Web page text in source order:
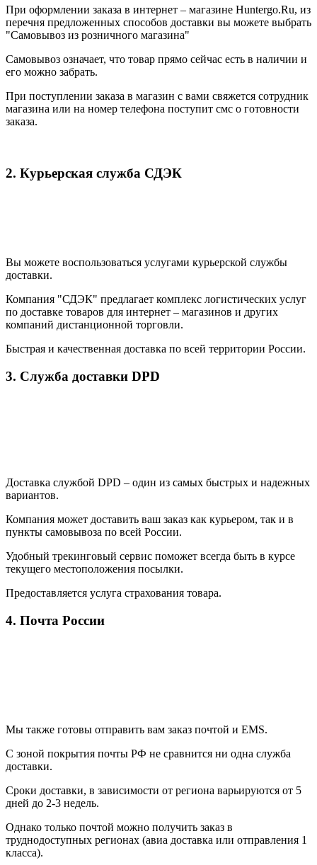
При оформлении заказа в интернет – магазине Huntergo.Ru, из
перечня предложенных способов доставки вы можете выбрать
"Самовывоз из розничного магазина"
Самовывоз означает, что товар прямо сейчас есть в наличии и
его можно забрать.
При поступлении заказа в магазин с вами свяжется сотрудник
магазина или на номер телефона поступит смс о готовности
заказа.
2. Курьерская служба СДЭК
Вы можете воспользоваться услугами курьерской службы
доставки.
Компания "СДЭК" предлагает комплекс логистических услуг
по доставке товаров для интернет – магазинов и других
компаний дистанционной торговли.
Быстрая и качественная доставка по всей территории России.
3. Служба доставки DPD
Доставка службой DPD – один из самых быстрых и надежных
вариантов.
Компания может доставить ваш заказ как курьером, так и в
пункты самовывоза по всей России.
Удобный трекинговый сервис поможет всегда быть в курсе
текущего местоположения посылки.
Предоставляется услуга страхования товара.
4. Почта России
Мы также готовы отправить вам заказ почтой и EMS.
С зоной покрытия почты РФ не сравнится ни одна служба
доставки.
Сроки доставки, в зависимости от региона варьируются от 5
дней до 2-3 недель.
Однако только почтой можно получить заказ в
труднодоступных регионах (авиа доставка или отправления 1
класса).